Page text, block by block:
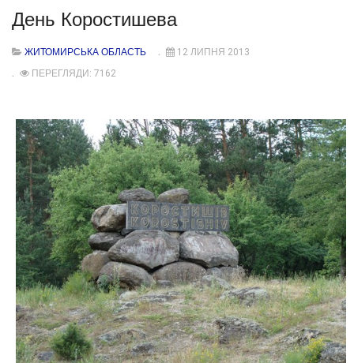
День Коростишева
ЖИТОМИРСЬКА ОБЛАСТЬ
12 ЛИПНЯ 2013
ПЕРЕГЛЯДИ: 7162